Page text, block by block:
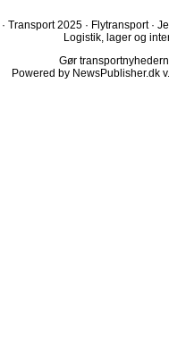
· Transport 2025 · Flytransport ·
Logistik, lager og
Gør
Powered by NewsPublisher.dk